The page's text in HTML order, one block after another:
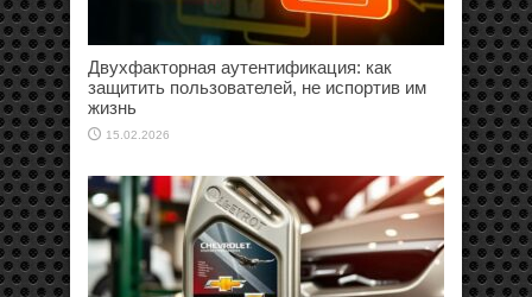
Двухфакторная аутентификация: как
защитить пользователей, не испортив им
жизнь
15.02.2026